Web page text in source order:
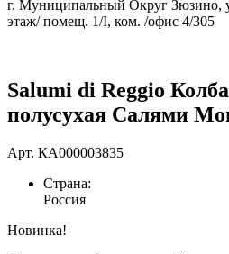
г. Муниципальный Округ Зюзино,
этаж/ помещ. 1/I, ком. /офис 4/305
Salumi di Reggio
полусухая Салями
Арт. КА000003835
Страна:
Россия
Новинка!